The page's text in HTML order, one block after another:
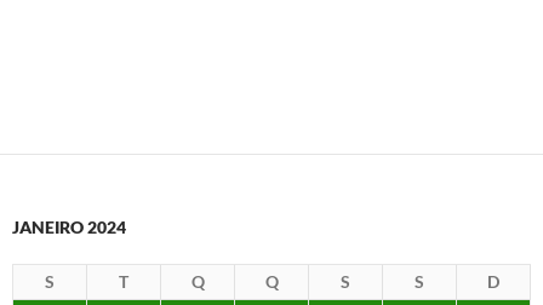
JANEIRO 2024
S T Q Q S S
D